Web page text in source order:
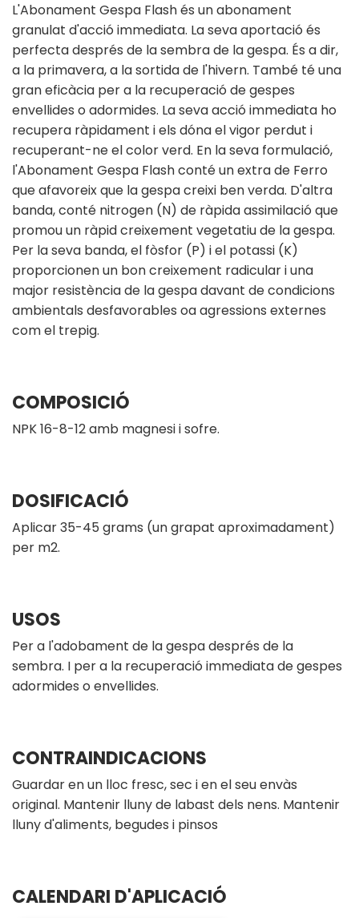
L'Abonament Gespa Flash és un abonament
granulat d'acció immediata. La seva aportació és
perfecta després de la sembra de la gespa. És a dir,
a la primavera, a la sortida de l'hivern. També té una
gran eficàcia per a la recuperació de gespes
envellides o adormides. La seva acció immediata ho
recupera ràpidament i els dóna el vigor perdut i
recuperant-ne el color verd. En la seva formulació,
l'Abonament Gespa Flash conté un extra de Ferro
que afavoreix que la gespa creixi ben verda. D'altra
banda, conté nitrogen (N) de ràpida assimilació que
promou un ràpid creixement vegetatiu de la gespa.
Per la seva banda, el fòsfor (P) i el potassi (K)
proporcionen un bon creixement radicular i una
major resistència de la gespa davant de condicions
ambientals desfavorables oa agressions externes
com el trepig.
COMPOSICIÓ
NPK 16-8-12 amb magnesi i sofre.
DOSIFICACIÓ
Aplicar 35-45 grams (un grapat aproximadament)
per m2.
USOS
Per a l'adobament de la gespa després de la
sembra. I per a la recuperació immediata de gespes
adormides o envellides.
CONTRAINDICACIONS
Guardar en un lloc fresc, sec i en el seu envàs
original. Mantenir lluny de labast dels nens. Mantenir
lluny d'aliments, begudes i pinsos
CALENDARI D'APLICACIÓ